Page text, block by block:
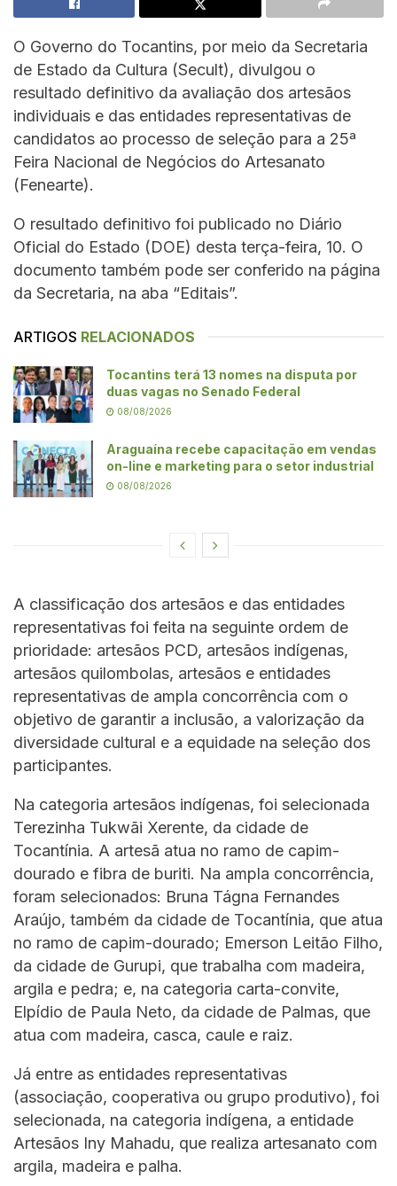
O Governo do Tocantins, por meio da Secretaria
de Estado da Cultura (Secult), divulgou o
resultado definitivo da avaliação dos artesãos
individuais e das entidades representativas de
candidatos ao processo de seleção para a 25ª
Feira Nacional de Negócios do Artesanato
(Fenearte).
O resultado definitivo foi publicado no Diário
Oficial do Estado (DOE) desta terça-feira, 10. O
documento também pode ser conferido na página
da Secretaria, na aba “Editais”.
ARTIGOS RELACIONADOS
Tocantins terá 13 nomes na disputa por
duas vagas no Senado Federal
08/08/2026
Araguaína recebe capacitação em vendas
on-line e marketing para o setor industrial
08/08/2026
A classificação dos artesãos e das entidades
representativas foi feita na seguinte ordem de
prioridade: artesãos PCD, artesãos indígenas,
artesãos quilombolas, artesãos e entidades
representativas de ampla concorrência com o
objetivo de garantir a inclusão, a valorização da
diversidade cultural e a equidade na seleção dos
participantes.
Na categoria artesãos indígenas, foi selecionada
Terezinha Tukwãi Xerente, da cidade de
Tocantínia. A artesã atua no ramo de capim-
dourado e fibra de buriti. Na ampla concorrência,
foram selecionados: Bruna Tágna Fernandes
Araújo, também da cidade de Tocantínia, que atua
no ramo de capim-dourado; Emerson Leitão Filho,
da cidade de Gurupi, que trabalha com madeira,
argila e pedra; e, na categoria carta-convite,
Elpídio de Paula Neto, da cidade de Palmas, que
atua com madeira, casca, caule e raiz.
Já entre as entidades representativas
(associação, cooperativa ou grupo produtivo), foi
selecionada, na categoria indígena, a entidade
Artesãos Iny Mahadu, que realiza artesanato com
argila, madeira e palha.